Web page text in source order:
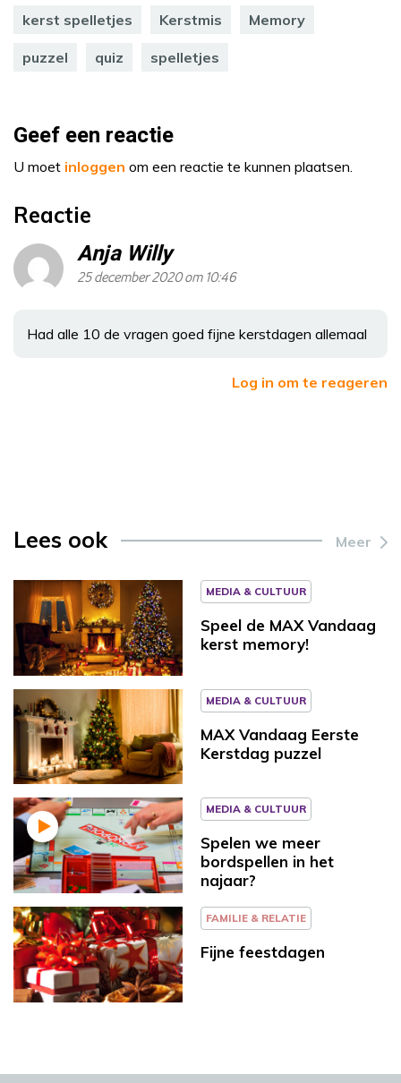
kerst spelletjes Kerstmis Memory
puzzel quiz spelletjes
Geef een reactie
U moet inloggen om een reactie te kunnen plaatsen.
Reactie
Anja Willy
25 december 2020 om 10:46
Had alle 10 de vragen goed fijne kerstdagen allemaal
Log in om te reageren
Lees ook Meer
MEDIA & CULTUUR
Speel de MAX Vandaag
kerst memory!
MEDIA & CULTUUR
MAX Vandaag Eerste
Kerstdag puzzel
MEDIA & CULTUUR
Spelen we meer
bordspellen in het
najaar?
FAMILIE & RELATIE
Fijne feestdagen